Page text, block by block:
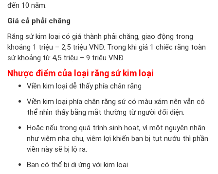
đến 10 năm.
Giá cả phải chăng
Răng sứ kim loại có giá thành phải chăng, giao động trong
khoảng 1 triệu – 2,5 triệu VNĐ. Trong khi giá 1 chiếc răng toàn
sứ khoảng từ 4,5 triệu – 9 triệu VNĐ.
Nhược điểm của loại răng sứ kim loại
Viền kim loại dễ thấy phía chân răng
Viền kim loại phía chân răng sứ có màu xám nên vẫn có
thể nhìn thấy bằng mắt thường từ người đối diện.
Hoặc nếu trong quá trình sinh hoạt, vì một nguyên nhân
như viêm nha chu, viêm lợi khiến bạn bị tụt nướu thì phần
viền này sẽ bị lộ ra.
Bạn có thể bị dị ứng với kim loại